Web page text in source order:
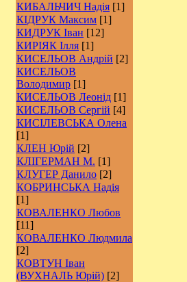
КИБАЛЬЧИЧ Надія [1]
КІДРУК Максим [1]
КИДРУК Іван [12]
КИРІЯК Ілля [1]
КИСЕЛЬОВ Андрій [2]
КИСЕЛЬОВ
Володимир [1]
КИСЕЛЬОВ Леонід [1]
КИСЕЛЬОВ Сергій [4]
КИСІЛЕВСЬКА Олена
[1]
КЛЕН Юрій [2]
КЛІГЕРМАН М. [1]
КЛУГЕР Данило [2]
КОБРИНСЬКА Надія
[1]
КОВАЛЕНКО Любов
[11]
КОВАЛЕНКО Людмила
[2]
КОВТУН Іван
(ВУХНАЛЬ Юрій) [2]